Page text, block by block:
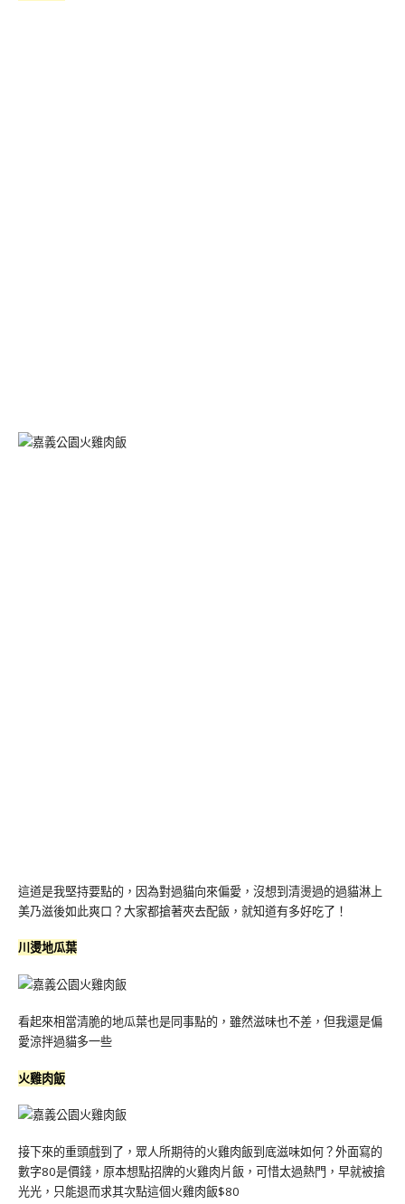
這道是我堅持要點的，因為對過貓向來偏愛，沒想到清燙過的過貓淋上
美乃滋後如此爽口？大家都搶著夾去配飯，就知道有多好吃了！
川燙地瓜葉
看起來相當清脆的地瓜葉也是同事點的，雖然滋味也不差，但我還是偏
愛涼拌過貓多一些
火雞肉飯
接下來的重頭戲到了，眾人所期待的火雞肉飯到底滋味如何？外面寫的
數字80是價錢，原本想點招牌的火雞肉片飯，可惜太過熱門，早就被搶
光光，只能退而求其次點這個火雞肉飯$80